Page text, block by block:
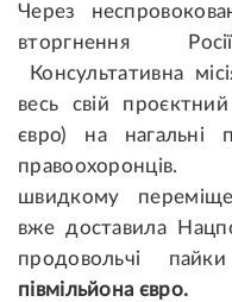
Через
вторгнення
Консультативна
весь свій
євро) на нагальні
швидкому
вже доставила
продовольчі
півмільйона євро.